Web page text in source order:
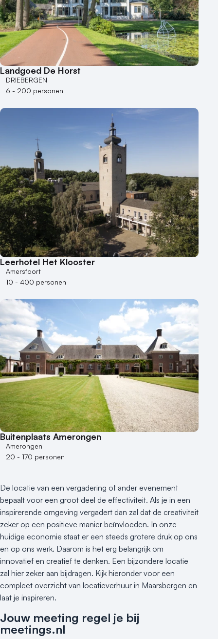
Landgoed De Horst
DRIEBERGEN
6 - 200 personen
Leerhotel Het Klooster
Amersfoort
10 - 400 personen
Buitenplaats Amerongen
Amerongen
20 - 170 personen
De locatie van een vergadering of ander evenement
bepaalt voor een groot deel de effectiviteit. Als je in een
inspirerende omgeving vergadert dan zal dat de creativiteit
zeker op een positieve manier beïnvloeden. In onze
huidige economie staat er een steeds grotere druk op ons
en op ons werk. Daarom is het erg belangrijk om
innovatief en creatief te denken. Een bijzondere locatie
zal hier zeker aan bijdragen. Kijk hieronder voor een
compleet overzicht van locatieverhuur in Maarsbergen en
laat je inspireren.
Jouw meeting regel je bij
meetings.nl